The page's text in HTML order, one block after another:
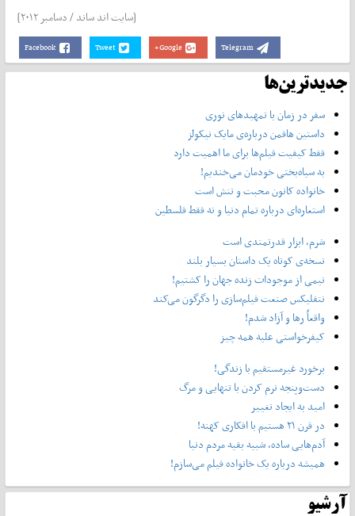
[سایت ‌اند‌ ساند / دسامبر ۲۰۱۲]
Facebook Tweet Google+ Telegram
جدیدترین‌ها
سفر در زمان با تمهیدهای نوری
داستین هافمن درباره‌ی مایک نیکولز
فقط کیفیت فیلم‌ها برای ما اهمیت دارد
به سیاه‌بختی خودمان می‌خندیم!
خانواده کانون محبت و تنش است
استعاره‌ای درباره تمام دنیا و نه فقط فلسطین
شرم، ابزار قدرتمندی است
نسخه‌ی کوتاه یک داستان بسیار بلند
نیمی از موجودات زنده جهان را کشتیم!
نتفلیکس صنعت فیلم‌سازی را دگرگون می‌کند
واقعاً رها و آزاد شدم!
کیفرخواستی علیه همه چیز
برخورد غیرمستقیم با زندگی!
دست‌وپنجه نرم کردن با تنهایی و مرگ
امید به ایجاد تغییر
در قرن ۲۱ هستیم با افکاری کهنه!
آدم‌هایی ساده، شبیه بقیه مردم دنیا
همیشه درباره یک خانواده فیلم می‌سازم!
آرشیو